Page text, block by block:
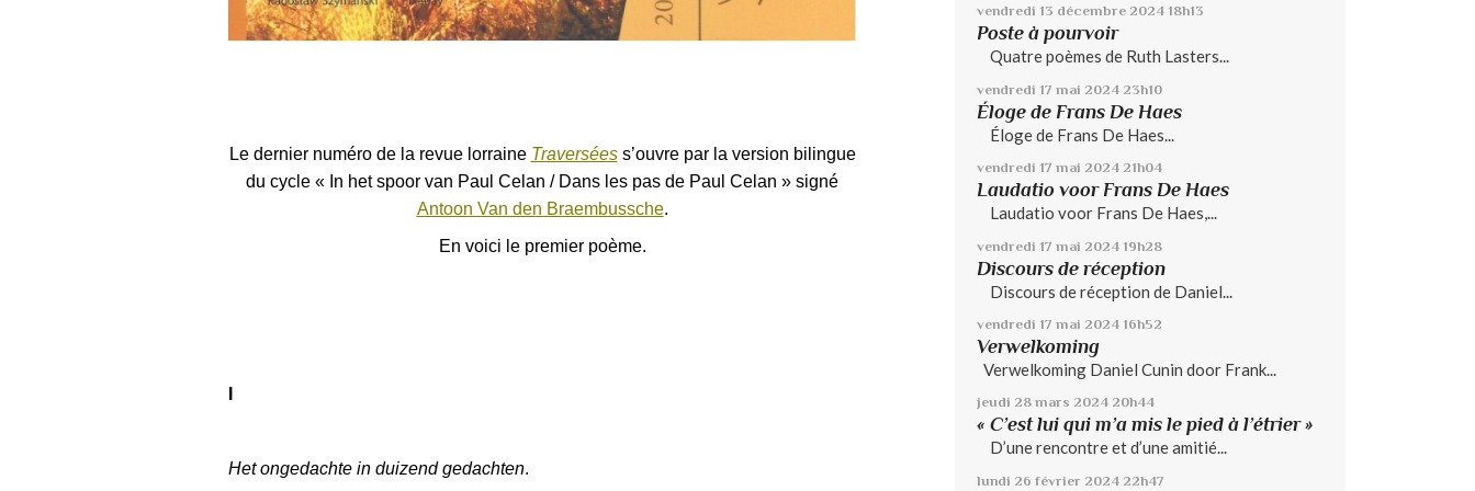
Le dernier numéro de la revue lorraine Traverséess’ouvre par la version bilingue
du cycle « In het spoor van Paul Celan / Dans les pas de Paul Celan » signé
Antoon Van den Braembussche.
En voici le premier poème.
Het ongedachte in duizend gedachten.
vendredi 13 décembre 2024 18h13
Poste à pourvoir
Quatre poèmes de Ruth Lasters...
vendredi 17 mai 2024 23h10
Éloge de Frans De Haes
Éloge de Frans De Haes...
vendredi 17 mai 2024 21h04
Laudatio voor Frans De Haes
Laudatio voor Frans De Haes,...
vendredi 17 mai 2024 19h28
Discours de réception
Discours de réception de Daniel...
vendredi 17 mai 2024 16h52
Verwelkoming
Verwelkoming Daniel Cunin door Frank...
jeudi 28 mars 2024 20h44
« C’est lui qui m’a mis le pied à l’étrier »
D’une rencontre et d’une amitié...
lundi 26 février 2024 22h47